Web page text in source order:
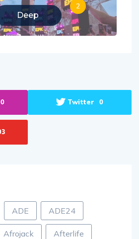
Deep
2
0 Twitter 0
ADE ADE24
Afrojack Afterlife